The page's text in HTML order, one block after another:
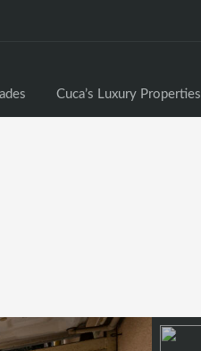
Cuca’s Luxury Properties